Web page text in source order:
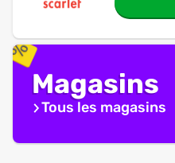
Magasins
Tous les magasins